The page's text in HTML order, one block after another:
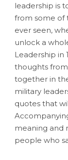
leadership is
from some of
ever seen,
unlock a
Leadership in
thoughts
together in
military
quotes that
meaning and
people who